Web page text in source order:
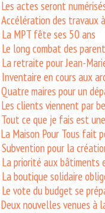
Les actes seront
Accélération des travaux
La MPT fête ses 50 ans
Le long combat des
La retraite pour Jean-
Inventaire en cours aux
Quatre maires pour un
Les clients viennent par
Tout ce que je fais est
La Maison Pour Tous fait
Subvention pour la
La priorité aux bâtiments
La boutique solidaire
Le vote du budget se
Deux nouvelles venues à